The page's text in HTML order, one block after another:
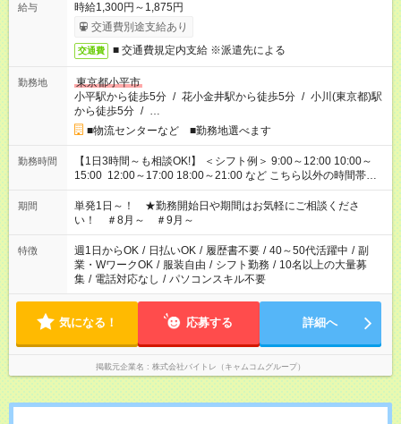
給与
時給1,300円～1,875円
交通費別途支給あり
交通費 ■ 交通費規定内支給 ※派遣先による
勤務地
東京都小平市
小平駅から徒歩5分 / 花小金井駅から徒歩5分 / 小川(東京都)駅
から徒歩5分 / …
■物流センターなど ■勤務地選べます
勤務時間
【1日3時間～も相談OK!】 ＜シフト例＞ 9:00～12:00 10:00～
15:00 12:00～17:00 18:00～21:00 など こちら以外の時間帯も
お気軽にご相談ください！
期間
単発1日～！ ★勤務開始日や期間はお気軽にご相談くださ
い！ ＃8月～ ＃9月～
特徴 週1日からOK / 日払いOK / 履歴書不要 / 40～50代活躍中 / 副
業・WワークOK / 服装自由 / シフト勤務 / 10名以上の大量募
集 / 電話対応なし / パソコンスキル不要
気になる！ 応募する 詳細へ
掲載元企業名 株式会社バイトレ（キャムコムグループ）